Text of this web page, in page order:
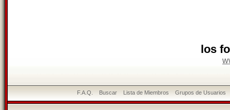
los
F.A.Q. Buscar Lista de Miembros Grupos de Usuarios